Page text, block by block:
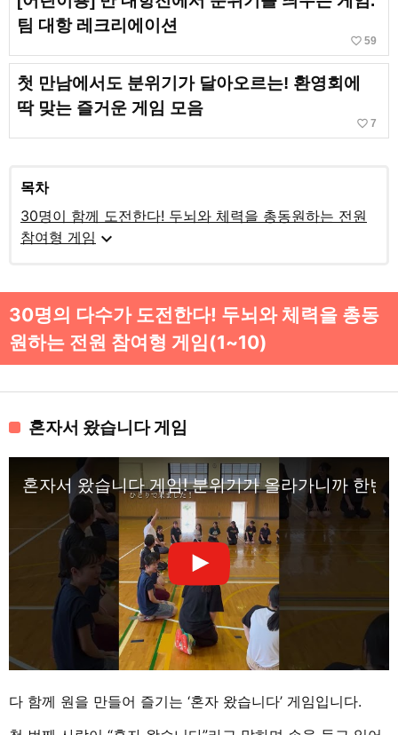
팀 대항 레크리에이션
favorite_border 59
첫 만남에서도 분위기가 달아오르는! 환영회에
딱 맞는 즐거운 게임 모음
favorite_border 7
목차
30명이 함께 도전한다! 두뇌와 체력을 총동원하는 전원
참여형 게임 expand_more
30명의 다수가 도전한다! 두뇌와 체력을 총동
원하는 전원 참여형 게임(1~10)
혼자서 왔습니다 게임
혼자서 왔습니다 게임! 분위기가 올라가니까 한번
다 함께 원을 만들어 즐기는 ‘혼자 왔습니다’ 게임입니다.